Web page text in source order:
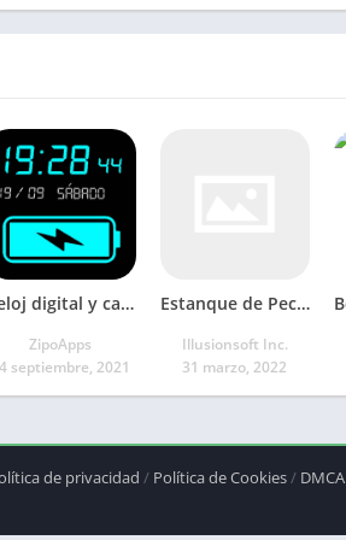
Reloj digital y carga de batería
ZipoApps
septiembre, 2021
Estanque de Peces 3D Fondo
Illusionsoft Inc.
31 marzo, 2022
de privacidad / Política de Cookies / DMCA